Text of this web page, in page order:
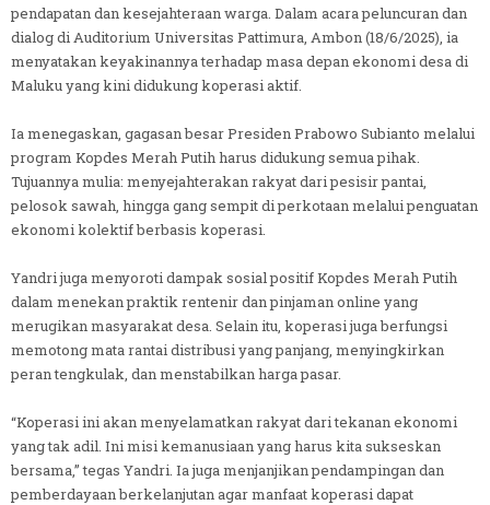
pendapatan dan kesejahteraan warga. Dalam acara peluncuran dan
dialog di Auditorium Universitas Pattimura, Ambon (18/6/2025), ia
menyatakan keyakinannya terhadap masa depan ekonomi desa di
Maluku yang kini didukung koperasi aktif.
Ia menegaskan, gagasan besar Presiden Prabowo Subianto melalui
program Kopdes Merah Putih harus didukung semua pihak.
Tujuannya mulia: menyejahterakan rakyat dari pesisir pantai,
pelosok sawah, hingga gang sempit di perkotaan melalui penguatan
ekonomi kolektif berbasis koperasi.
Yandri juga menyoroti dampak sosial positif Kopdes Merah Putih
dalam menekan praktik rentenir dan pinjaman online yang
merugikan masyarakat desa. Selain itu, koperasi juga berfungsi
memotong mata rantai distribusi yang panjang, menyingkirkan
peran tengkulak, dan menstabilkan harga pasar.
“Koperasi ini akan menyelamatkan rakyat dari tekanan ekonomi
yang tak adil. Ini misi kemanusiaan yang harus kita sukseskan
bersama,” tegas Yandri. Ia juga menjanjikan pendampingan dan
pemberdayaan berkelanjutan agar manfaat koperasi dapat